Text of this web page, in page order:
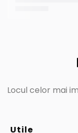
Locul celor mai
Utile